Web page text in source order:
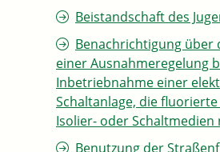
Beistandschaft des
Benachrichtigung über
einer Ausnahmeregelung
Inbetriebnahme einer
Schaltanlage, die
Isolier- oder Schaltmedien
Benutzung der